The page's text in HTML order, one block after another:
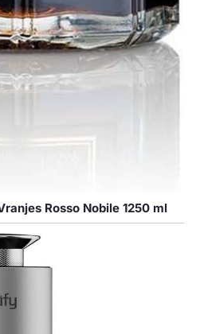
Rosso Nobile 1250 ml